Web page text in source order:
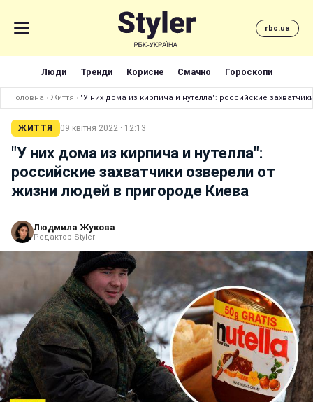
rbc.ua
Люди Тренди Корисне Смачно Гороскопи
Головна › Життя › "У них дома из кирпича и нутелла": российские
ЖИТТЯ 09 квітня 2022 · 12:13
"У них дома из кирпича и нутелла":
российские захватчики озверели от
жизни людей в пригороде Киева
Людмила Жукова
Редактор Styler